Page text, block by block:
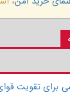
تقویت